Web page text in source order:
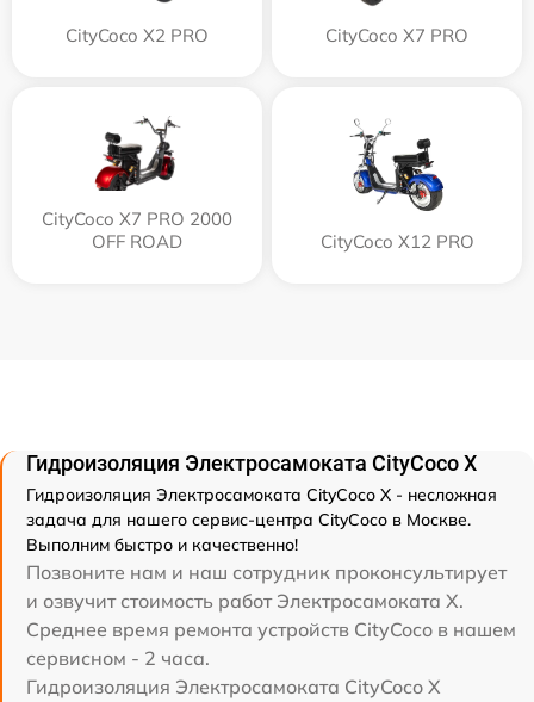
CityCoco X2 PRO CityCoco X7 PRO
CityCoco X7 PRO 2000
OFF ROAD
CityCoco X12 PRO
Гидроизоляция Электросамоката CityCoco X
Гидроизоляция Электросамоката CityCoco X - несложная
задача для нашего сервис-центра CityCoco в Москве.
Выполним быстро и качественно!
Позвоните нам и наш сотрудник проконсультирует
и озвучит стоимость работ Электросамоката X.
Среднее время ремонта устройств CityCoco в нашем
сервисном - 2 часа.
Гидроизоляция Электросамоката CityCoco X